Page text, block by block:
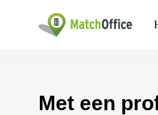
Met een